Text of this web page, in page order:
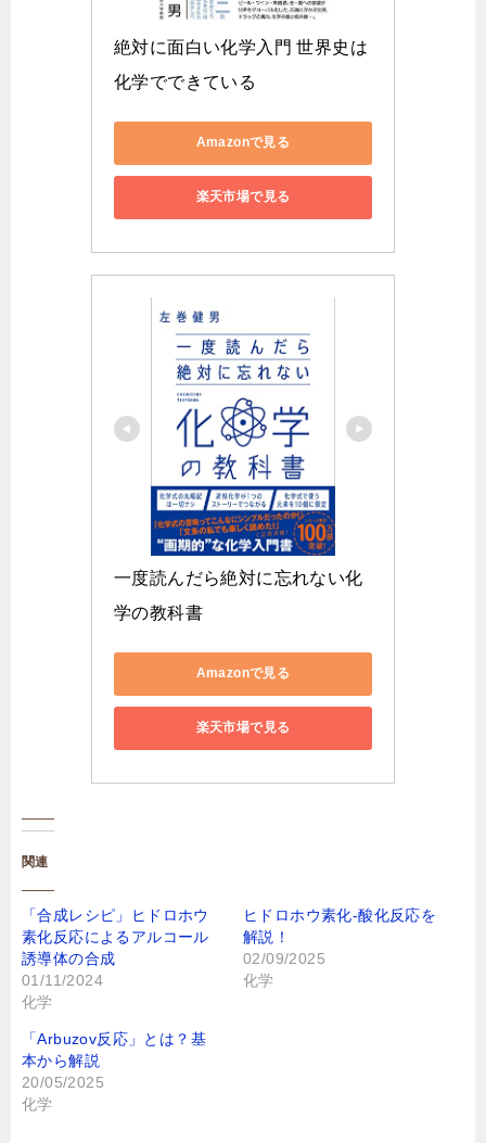
絶対に面白い化学入門 世界史は
化学でできている
Amazonで見る
楽天市場で見る
一度読んだら絶対に忘れない化
学の教科書
Amazonで見る
楽天市場で見る
関連
「合成レシピ」ヒドロホウ
素化反応によるアルコール
誘導体の合成
01/11/2024
化学
ヒドロホウ素化-酸化反応を
解説！
02/09/2025
化学
「Arbuzov反応」とは？基
本から解説
20/05/2025
化学